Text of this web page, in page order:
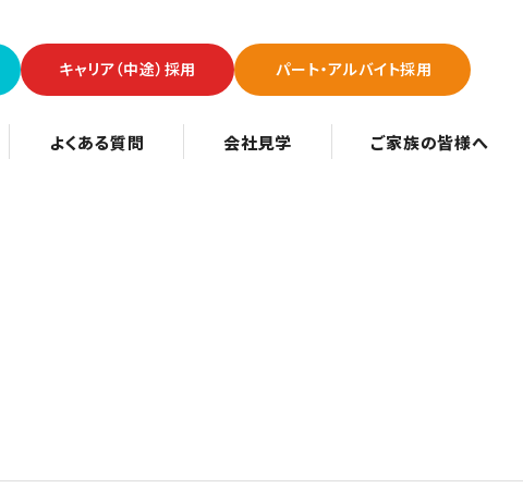
キャリア（中途）採用 パート・アルバイト採用
よくある質問 会社見学 ご家族の皆様へ